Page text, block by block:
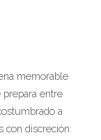
memorable
entre
a
con discreción: